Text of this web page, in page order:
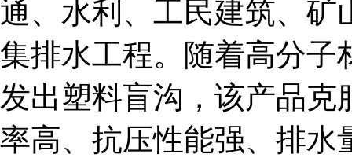
通、水利、工民建筑、矿
集排水工程。随着高分子
发出塑料盲沟，该产品
率高、抗压性能强、排水